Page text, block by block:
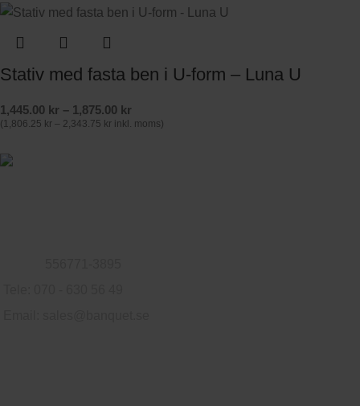
Stativ med fasta ben i U-form – Luna U
1,445.00 kr – 1,875.00 kr
( 1,806.25 kr – 2,343.75 kr inkl. moms)